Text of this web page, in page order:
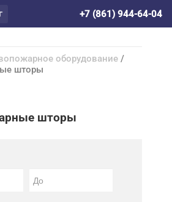
+7 (861) 944-64-04
оборудование /
шторы
шторы